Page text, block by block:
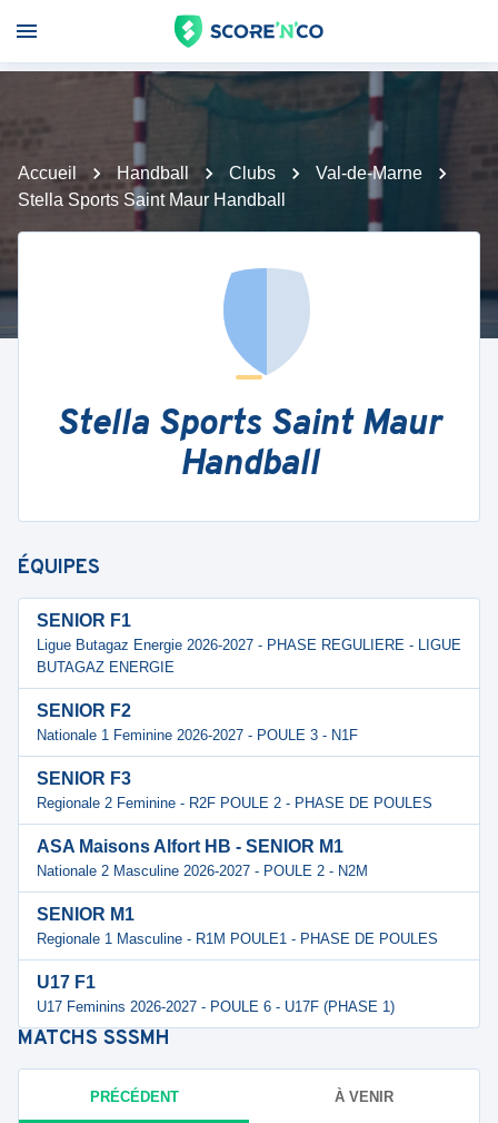
Accueil Handball Clubs
Val-de-Marne
Stella Sports Saint Maur Handball
Stella Sports Saint Maur
Handball
ÉQUIPES
SENIOR F1
Ligue Butagaz Energie 2026-2027 - PHASE REGULIERE - LIGUE
BUTAGAZ ENERGIE
SENIOR F2
Nationale 1 Feminine 2026-2027 - POULE 3 - N1F
SENIOR F3
Regionale 2 Feminine - R2F POULE 2 - PHASE DE POULES
ASA Maisons Alfort HB - SENIOR M1
Nationale 2 Masculine 2026-2027 - POULE 2 - N2M
SENIOR M1
Regionale 1 Masculine - R1M POULE1 - PHASE DE POULES
U17 F1
U17 Feminins 2026-2027 - POULE 6 - U17F (PHASE 1)
MATCHS SSSMH
PRÉCÉDENT À VENIR